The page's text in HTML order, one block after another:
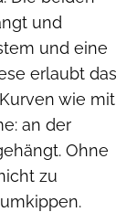
und
und eine
erlaubt das
wie mit
an der
Ohne
zu